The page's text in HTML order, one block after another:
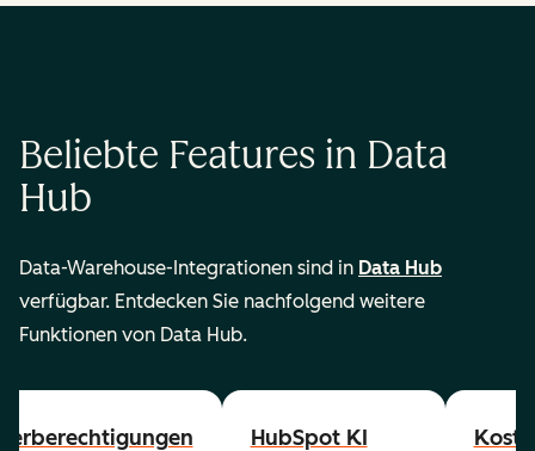
Beliebte Features in Data
Hub
Data-Warehouse-Integrationen sind in Data Hub
verfügbar. Entdecken Sie nachfolgend weitere
Funktionen von Data Hub.
HubSpot KI